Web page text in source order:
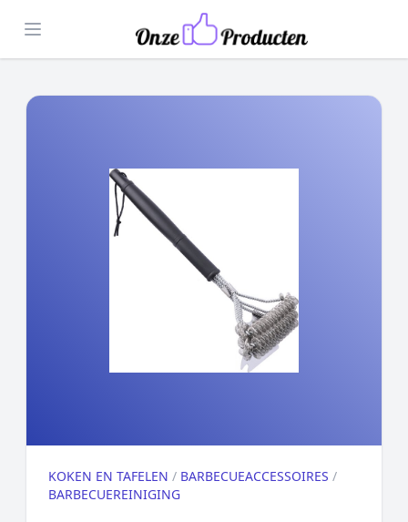
Open menu
KOKEN EN TAFELEN / BARBECUEACCESSOIRES /
BARBECUEREINIGING